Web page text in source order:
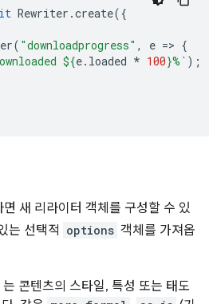
Rewriter .create({
( "downloadprogress" , e => {
${e. loaded * 100}%` );
새 리라이터 객체를 구성할 수 있
는 선택적 options 객체를 가져옵
는 콘텐츠의 스타일, 특성 또는 태도